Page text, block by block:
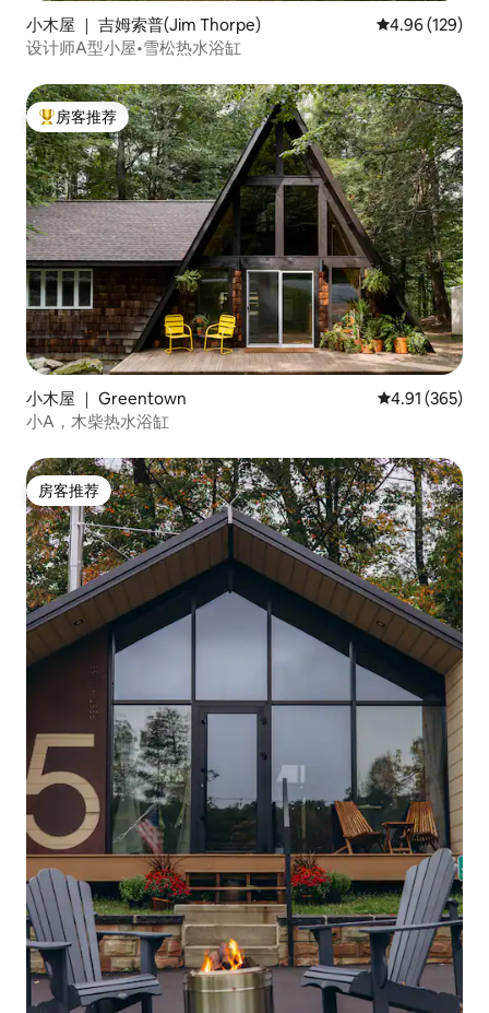
小木屋 ｜ 吉姆索普(Jim Thorpe) 平均评分 4.96
4.96 (129)
设计师A型小屋•雪松热水浴缸
热门「房客推荐」
房客推荐
小木屋 ｜ Greentown 平均评分 4.91
4.91 (365)
小A，木柴热水浴缸
房客推荐
房客推荐